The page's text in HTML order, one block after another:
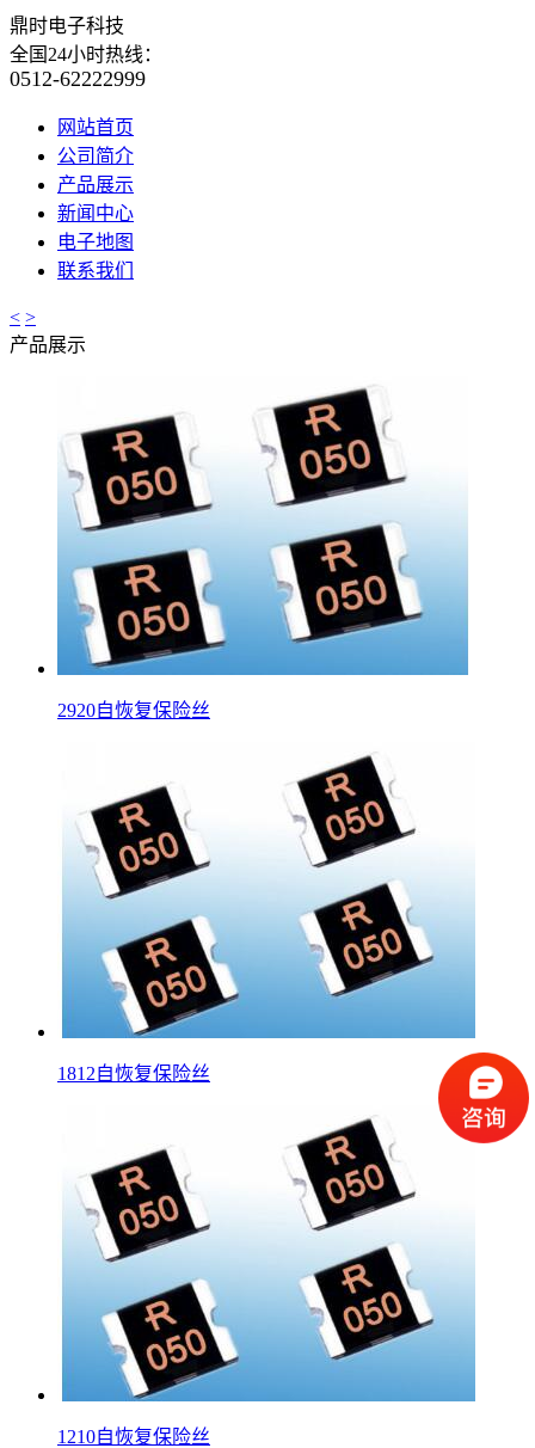
鼎时电子科技
全国24小时热线：
0512-62222999
网站首页
公司简介
产品展示
新闻中心
电子地图
联系我们
< >
产品展示
2920自恢复保险丝
1812自恢复保险丝
1210自恢复保险丝